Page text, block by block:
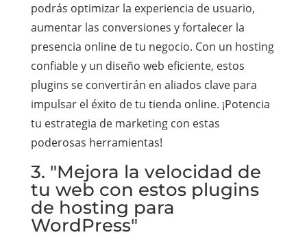
podrás optimizar la experiencia de usuario,
aumentar las conversiones y fortalecer la
presencia online de tu negocio. Con un hosting
confiable y un diseño web eficiente, estos
plugins se convertirán en aliados clave para
impulsar el éxito de tu tienda online. ¡Potencia
tu estrategia de marketing con estas
poderosas herramientas!
3. "Mejora la velocidad de
tu web con estos plugins
de hosting para
WordPress"